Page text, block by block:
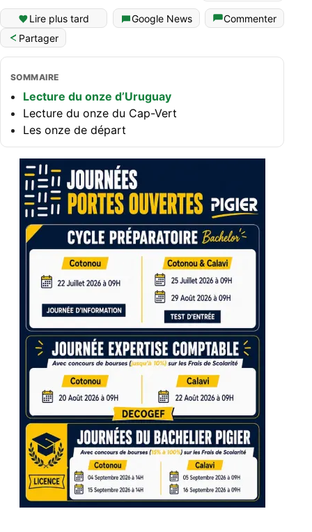
Lire plus tard Google News
Commenter
Partager
SOMMAIRE
Lecture du onze d’Uruguay
Lecture du onze du Cap-Vert
Les onze de départ